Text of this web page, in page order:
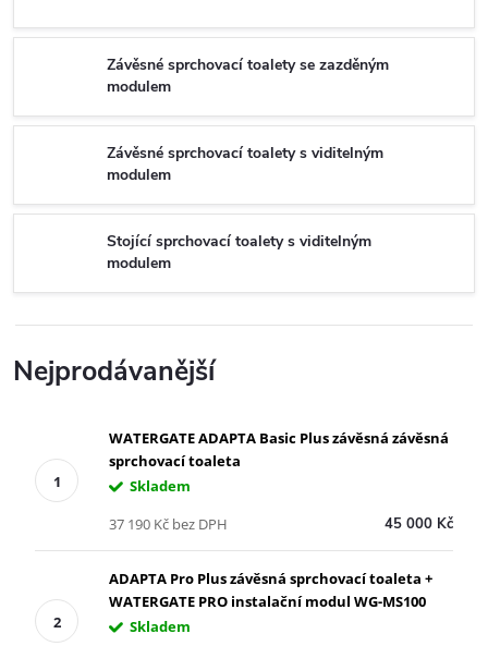
Závěsné sprchovací toalety se zazděným
modulem
Závěsné sprchovací toalety s viditelným
modulem
Stojící sprchovací toalety s viditelným
modulem
Nejprodávanější
WATERGATE ADAPTA Basic Plus závěsná závěsná
sprchovací toaleta
Skladem
45 000 Kč
37 190 Kč bez DPH
ADAPTA Pro Plus závěsná sprchovací toaleta +
WATERGATE PRO instalační modul WG-MS100
Skladem